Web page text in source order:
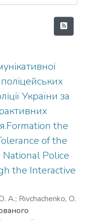
України за
the
of the
Police
the Interactive
А.; Rivchachenko, О.